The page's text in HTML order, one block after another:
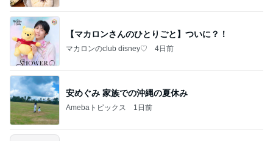
【マカロンさんのひとりごと】ついに？！
マカロンのclub disney♡ 4日前
安めぐみ 家族での沖縄の夏休み
Amebaトピックス 1日前